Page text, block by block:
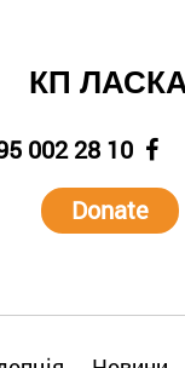
КП
002 28 10
Donate